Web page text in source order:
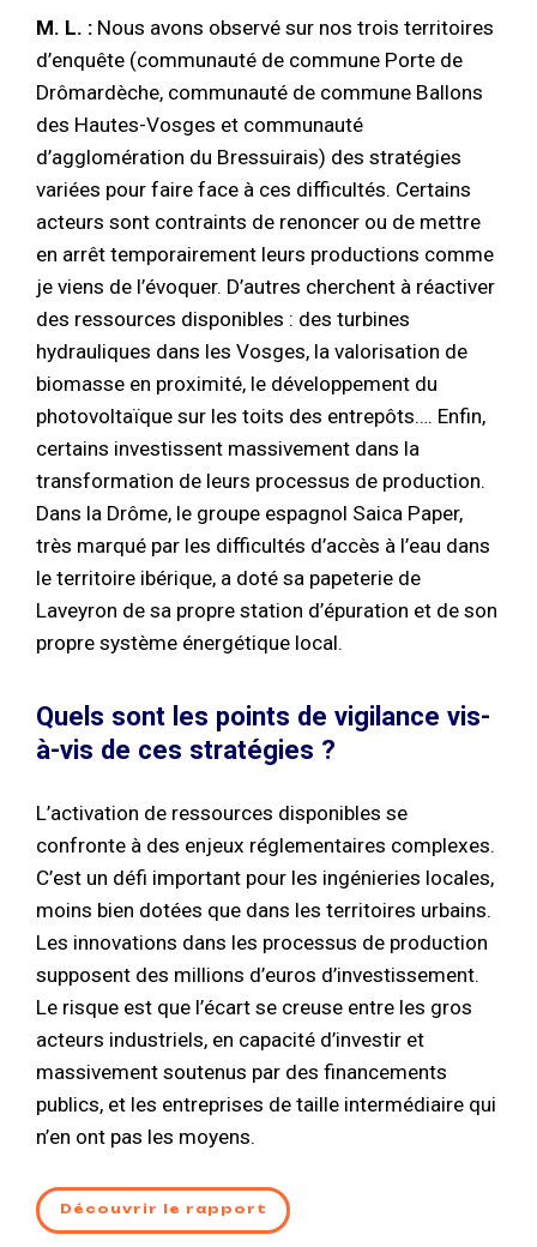
M. L. : Nous avons observé sur nos trois territoires
d’enquête (communauté de commune Porte de
Drômardèche, communauté de commune Ballons
des Hautes-Vosges et communauté
d’agglomération du Bressuirais) des stratégies
variées pour faire face à ces difficultés. Certains
acteurs sont contraints de renoncer ou de mettre
en arrêt temporairement leurs productions comme
je viens de l’évoquer. D’autres cherchent à réactiver
des ressources disponibles : des turbines
hydrauliques dans les Vosges, la valorisation de
biomasse en proximité, le développement du
photovoltaïque sur les toits des entrepôts…. Enfin,
certains investissent massivement dans la
transformation de leurs processus de production.
Dans la Drôme, le groupe espagnol Saica Paper,
très marqué par les difficultés d’accès à l’eau dans
le territoire ibérique, a doté sa papeterie de
Laveyron de sa propre station d’épuration et de son
propre système énergétique local.
Quels sont les points de vigilance vis-
à-vis de ces stratégies ?
L’activation de ressources disponibles se
confronte à des enjeux réglementaires complexes.
C’est un défi important pour les ingénieries locales,
moins bien dotées que dans les territoires urbains.
Les innovations dans les processus de production
supposent des millions d’euros d’investissement.
Le risque est que l’écart se creuse entre les gros
acteurs industriels, en capacité d’investir et
massivement soutenus par des financements
publics, et les entreprises de taille intermédiaire qui
n’en ont pas les moyens.
Découvrir le rapport